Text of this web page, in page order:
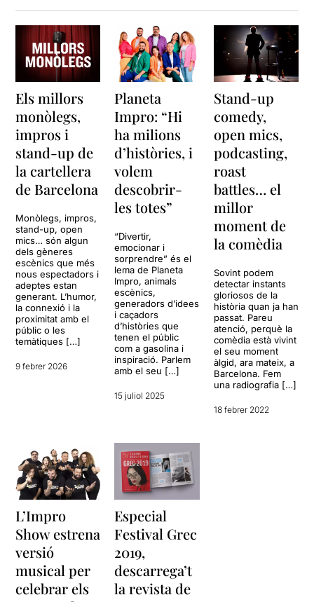
Els millors
monòlegs,
impros i
stand-up de
la cartellera
de Barcelona
Monòlegs, impros,
stand-up, open
mics… són algun
dels gèneres
escènics que més
nous espectadors i
adeptes estan
generant. L’humor,
la connexió i la
proximitat amb el
públic o les
temàtiques […]
9 febrer 2026
Planeta
Impro: “Hi
ha milions
d’històries, i
volem
descobrir-
les totes”
“Divertir,
emocionar i
sorprendre” és el
lema de Planeta
Impro, animals
escènics,
generadors d’idees
i caçadors
d’històries que
tenen el públic
com a gasolina i
inspiració. Parlem
amb el seu […]
15 juliol 2025
Stand-up
comedy,
open mics,
podcasting,
roast
battles… el
millor
moment de
la comèdia
Sovint podem
detectar instants
gloriosos de la
història quan ja han
passat. Pareu
atenció, perquè la
comèdia està vivint
el seu moment
àlgid, ara mateix, a
Barcelona. Fem
una radiografia […]
18 febrer 2022
L’Impro
Show estrena
versió
musical per
celebrar els
Especial
Festival Grec
2019,
descarrega’t
la revista de